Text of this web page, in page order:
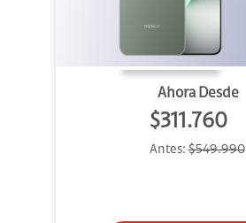
Ahora Desde
$311.760
Antes:$549.990